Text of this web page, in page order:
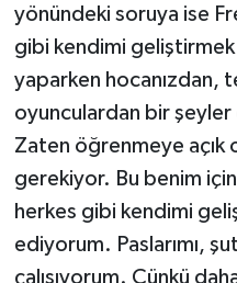
yönündeki soruya ise
gibi kendimi
yaparken hocanızdan,
oyunculardan bir
Zaten öğrenmeye açık
gerekiyor. Bu benim
herkes gibi kendimi
ediyorum. Paslarımı,
çalışıyorum. Çünkü